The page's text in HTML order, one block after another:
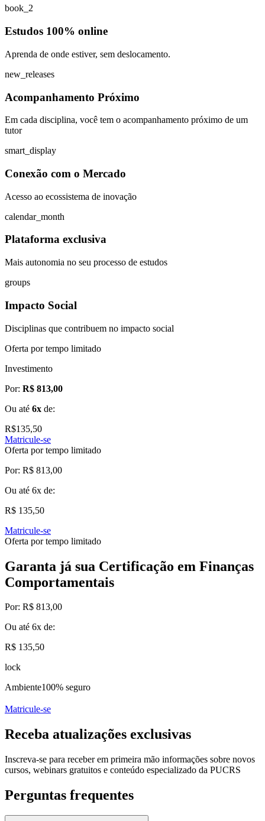
book_2
Estudos 100% online
Aprenda de onde estiver, sem deslocamento.
new_releases
Acompanhamento Próximo
Em cada disciplina, você tem o acompanhamento próximo de um
tutor
smart_display
Conexão com o Mercado
Acesso ao ecossistema de inovação
calendar_month
Plataforma exclusiva
Mais autonomia no seu processo de estudos
groups
Impacto Social
Disciplinas que contribuem no impacto social
Oferta por tempo limitado
Investimento
Por: R$ 813,00
Ou até 6x de:
R$135,50
Matricule-se
Oferta por tempo limitado
Por: R$ 813,00
Ou até 6x de:
R$ 135,50
Matricule-se
Oferta por tempo limitado
Garanta já sua Certificação em Finanças
Comportamentais
Por: R$ 813,00
Ou até 6x de:
R$ 135,50
lock
Ambiente100% seguro
Matricule-se
Receba atualizações exclusivas
Inscreva-se para receber em primeira mão informações sobre novos
cursos, webinars gratuitos e conteúdo especializado da PUCRS
Perguntas frequentes